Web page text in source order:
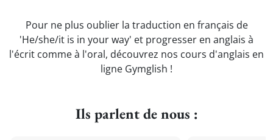
Pour ne plus oublier la traduction en français de
'He/she/it is in your way' et progresser en anglais à
l'écrit comme à l'oral, découvrez nos cours d'anglais en
ligne Gymglish !
Ils parlent de nous :